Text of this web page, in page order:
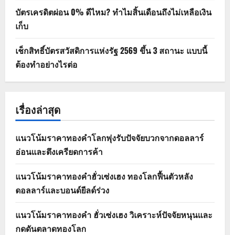
บัตรเครดิตผ่อน 0% ดีไหม? ทำไมสิ้นเดือนถึงไม่เหลือเงิน
เก็บ
เช็กสิทธิ์บัตรสวัสดิการแห่งรัฐ 2569 ขึ้น 3 สถานะ แบบนี้
ต้องทำอย่างไรต่อ
เรื่องล่าสุด
แนวโน้มราคาทองคำโลกพุ่งรับปัจจัยบวกจากดอลลาร์
อ่อนและตึงเครียดการค้า
แนวโน้มราคาทองคำฮั่วเซ่งเฮง ทองโลกฟื้นตัวหลัง
ดอลลาร์และบอนด์ยีลด์ร่วง
แนวโน้มราคาทองคำ ฮั่วเซ่งเฮง วิเคราะห์ปัจจัยหนุนและ
กดดันตลาดทองโลก